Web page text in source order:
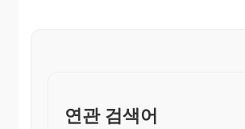
연관 검색어